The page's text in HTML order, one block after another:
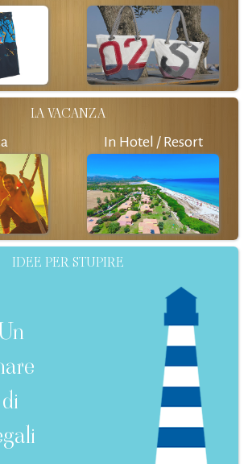
LA VACANZA
In Hotel / Resort
IDEE PER STUPIRE
di